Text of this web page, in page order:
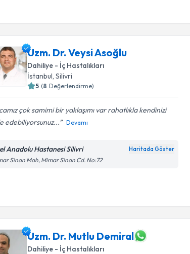
Uzm. Dr. Veysi Asoğlu
Dahiliye - İç Hastalıkları
İstanbul , Silivri
5 (8 Değerlendirme)
çok samimi bir yaklaşımı var rahatlıkla kendinizi
edebiliyorsunuz...
Devamı
Anadolu Hastanesi Silivri Haritada Göster
Sinan Mah, Mimar Sinan Cd. No:72
Uzm. Dr. Mutlu Demiral
Dahiliye - İç Hastalıkları